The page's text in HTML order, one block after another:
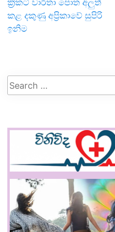
ක්‍රිකට් වාර්තා පොත අලුත්
කළ දකුණු අප්‍රිකාවේ සුපිරි
ඉනිම